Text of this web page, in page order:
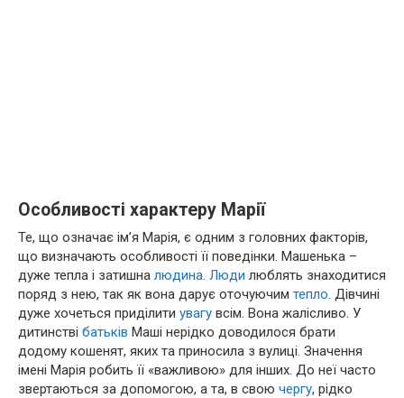
Особливості характеру Марії
Те, що означає ім’я Марія, є одним з головних факторів,
що визначають особливості її поведінки. Машенька –
дуже тепла і затишна людина. Люди люблять знаходитися
поряд з нею, так як вона дарує оточуючим тепло. Дівчині
дуже хочеться приділити увагу всім. Вона жалісливо. У
дитинстві батьків Маші нерідко доводилося брати
додому кошенят, яких та приносила з вулиці. Значення
імені Марія робить її «важливою» для інших. До неї часто
звертаються за допомогою, а та, в свою чергу, рідко